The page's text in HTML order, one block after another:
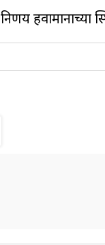
हवामानाच्या